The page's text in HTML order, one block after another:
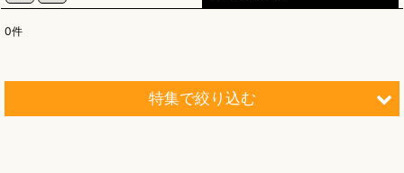
0件
特集で絞り込む